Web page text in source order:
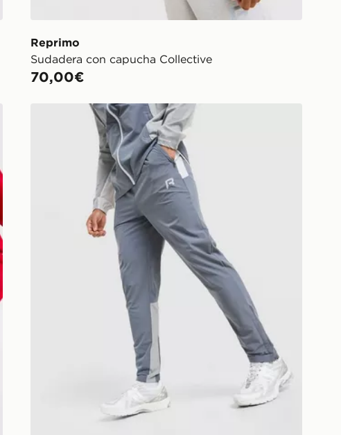
Reprimo
Sudadera con capucha Collective
70,00€
Reprimo Pantalón de chándal Woven Flight